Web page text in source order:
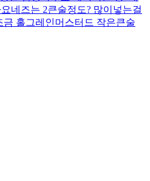
네즈는 2큰술정도? 많이넣는걸
홀그레인머스터드 작은큰술